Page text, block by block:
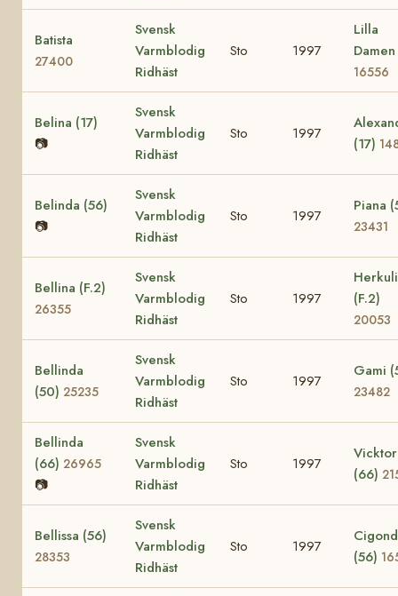
Batista
27400
Svensk
Varmblodig
Ridhäst
Sto 1997
Lilla
Damen
16556
Belina (17)
📷
Svensk
Varmblodig
Ridhäst
Sto 1997
(17)
Belinda (56)
📷
Svensk
Varmblodig
Ridhäst
Sto 1997
Piana
23431
Bellina (F.2)
26355
Svensk
Varmblodig
Ridhäst
Sto 1997
(F.2)
20053
Bellinda
(50) 25235
Svensk
Varmblodig
Ridhäst
Sto 1997
Gami
23482
Bellinda
(66) 26965
📷
Svensk
Varmblodig
Ridhäst
Sto 1997
(66)
Bellissa (56)
28353
Svensk
Varmblodig
Ridhäst
Sto 1997
(56)